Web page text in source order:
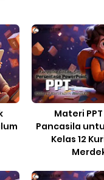
Materi
Pancasila
Kelas 12